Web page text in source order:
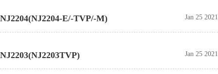
NJ2204(NJ2204-E/-TVP/-M) Jan 25 2021
NJ2203(NJ2203TVP) Jan 25 2021